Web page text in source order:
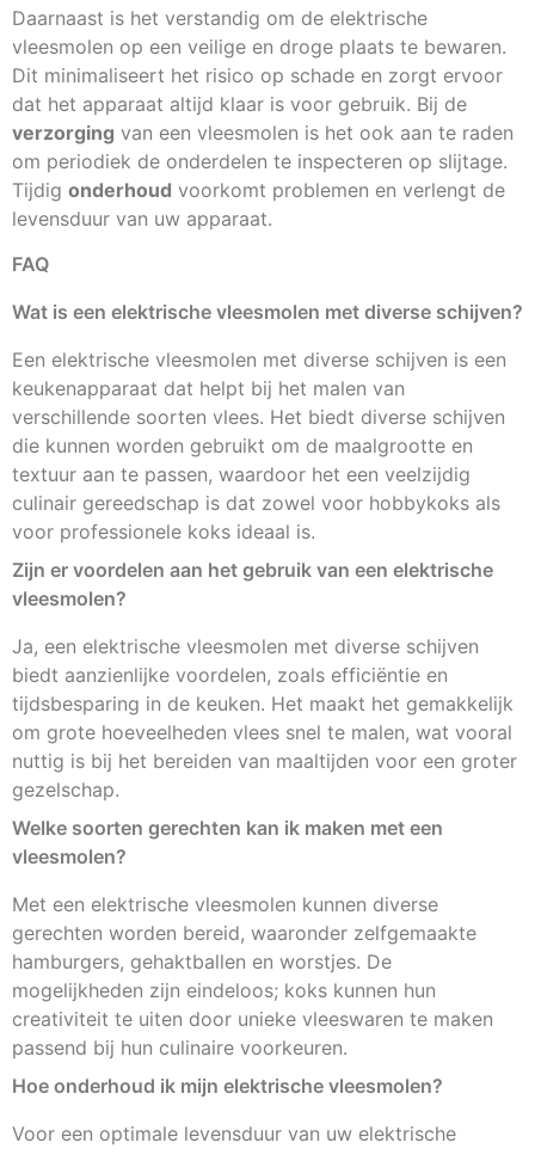
Daarnaast is het verstandig om de elektrische
vleesmolen op een veilige en droge plaats te bewaren.
Dit minimaliseert het risico op schade en zorgt ervoor
dat het apparaat altijd klaar is voor gebruik. Bij de
verzorging van een vleesmolen is het ook aan te raden
om periodiek de onderdelen te inspecteren op slijtage.
Tijdig onderhoud voorkomt problemen en verlengt de
levensduur van uw apparaat.
FAQ
Wat is een elektrische vleesmolen met diverse schijven?
Een elektrische vleesmolen met diverse schijven is een
keukenapparaat dat helpt bij het malen van
verschillende soorten vlees. Het biedt diverse schijven
die kunnen worden gebruikt om de maalgrootte en
textuur aan te passen, waardoor het een veelzijdig
culinair gereedschap is dat zowel voor hobbykoks als
voor professionele koks ideaal is.
Zijn er voordelen aan het gebruik van een elektrische
vleesmolen?
Ja, een elektrische vleesmolen met diverse schijven
biedt aanzienlijke voordelen, zoals efficiëntie en
tijdsbesparing in de keuken. Het maakt het gemakkelijk
om grote hoeveelheden vlees snel te malen, wat vooral
nuttig is bij het bereiden van maaltijden voor een groter
gezelschap.
Welke soorten gerechten kan ik maken met een
vleesmolen?
Met een elektrische vleesmolen kunnen diverse
gerechten worden bereid, waaronder zelfgemaakte
hamburgers, gehaktballen en worstjes. De
mogelijkheden zijn eindeloos; koks kunnen hun
creativiteit te uiten door unieke vleeswaren te maken
passend bij hun culinaire voorkeuren.
Hoe onderhoud ik mijn elektrische vleesmolen?
Voor een optimale levensduur van uw elektrische